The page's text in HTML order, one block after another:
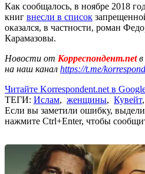
Как сообщалось, в ноябре 2018
книг внесли в список
оказался, в частности, роман
Карамазовы.
Новости от Корреспондент.net
на наш канал https://t.me/
Читайте Korrespondent.net в
ТЕГИ: Ислам, женщины, Кувейт,
Если вы заметили ошибку,
нажмите Ctrl+Enter, чтобы